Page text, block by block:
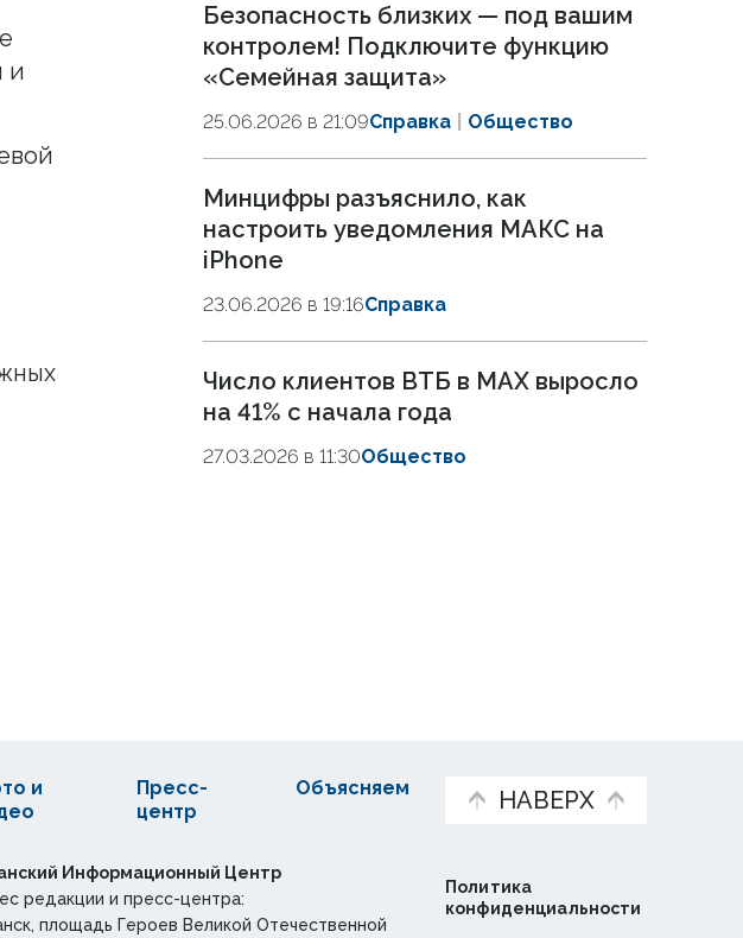
и
Безопасность близких — под вашим
контролем! Подключите функцию
«Семейная защита»
25.06.2026 в 21:09Справка Общество
Минцифры разъяснило, как
настроить уведомления МАКС на
iPhone
23.06.2026 в 19:16Справка
Число клиентов ВТБ в MAX выросло
на 41% с начала года
27.03.2026 в 11:30Общество
НАВЕРХ
и
Пресс-
центр
Объясняем
Политика
конфиденциальности
Информационный Центр
редакции и пресс-центра:
площадь Героев Великой Отечественной